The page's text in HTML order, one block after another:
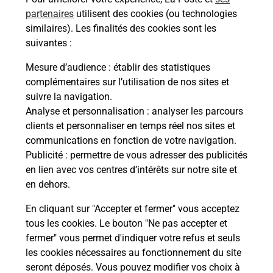
partenaires utilisent des cookies (ou technologies
similaires). Les finalités des cookies sont les
suivantes :
Mesure d’audience : établir des statistiques
complémentaires sur l’utilisation de nos sites et
suivre la navigation.
Analyse et personnalisation : analyser les parcours
clients et personnaliser en temps réel nos sites et
communications en fonction de votre navigation.
Publicité : permettre de vous adresser des publicités
en lien avec vos centres d’intérêts sur notre site et
en dehors.
En cliquant sur "Accepter et fermer" vous acceptez
tous les cookies. Le bouton "Ne pas accepter et
fermer" vous permet d'indiquer votre refus et seuls
les cookies nécessaires au fonctionnement du site
seront déposés. Vous pouvez modifier vos choix à
En savoir plus
Souscrire à la téléassistance
Besoin d’un système de téléassistance à l’intérieur
et/ou à l’extérieur de votre domicile ? Découvrez
les offres téléalarme dans votre bureau de Poste à
MARLE.
Aisne MARLE